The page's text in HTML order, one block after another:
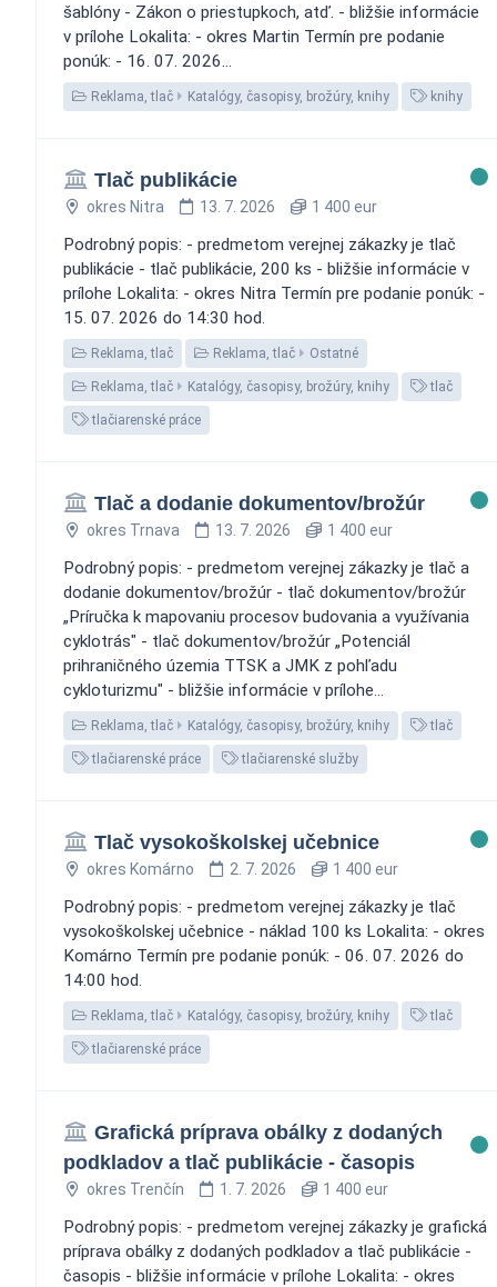
šablóny - Zákon o priestupkoch, atď. - bližšie informácie
v prílohe Lokalita: - okres Martin Termín pre podanie
ponúk: - 16. 07. 2026...
Reklama, tlač Katalógy, časopisy, brožúry, knihy knihy
Tlač publikácie
okres Nitra 13. 7. 2026 1 400 eur
Podrobný popis: - predmetom verejnej zákazky je tlač
publikácie - tlač publikácie, 200 ks - bližšie informácie v
prílohe Lokalita: - okres Nitra Termín pre podanie ponúk: -
15. 07. 2026 do 14:30 hod.
Reklama, tlač Reklama, tlač Ostatné
Reklama, tlač Katalógy, časopisy, brožúry, knihy tlač
tlačiarenské práce
Tlač a dodanie dokumentov/brožúr
okres Trnava 13. 7. 2026 1 400 eur
Podrobný popis: - predmetom verejnej zákazky je tlač a
dodanie dokumentov/brožúr - tlač dokumentov/brožúr
„Príručka k mapovaniu procesov budovania a využívania
cyklotrás" - tlač dokumentov/brožúr „Potenciál
prihraničného územia TTSK a JMK z pohľadu
cykloturizmu" - bližšie informácie v prílohe...
Reklama, tlač Katalógy, časopisy, brožúry, knihy tlač
tlačiarenské práce tlačiarenské služby
Tlač vysokoškolskej učebnice
okres Komárno 2. 7. 2026 1 400 eur
Podrobný popis: - predmetom verejnej zákazky je tlač
vysokoškolskej učebnice - náklad 100 ks Lokalita: - okres
Komárno Termín pre podanie ponúk: - 06. 07. 2026 do
14:00 hod.
Reklama, tlač Katalógy, časopisy, brožúry, knihy tlač
tlačiarenské práce
Grafická príprava obálky z dodaných
podkladov a tlač publikácie - časopis
okres Trenčín 1. 7. 2026 1 400 eur
Podrobný popis: - predmetom verejnej zákazky je grafická
príprava obálky z dodaných podkladov a tlač publikácie -
časopis - bližšie informácie v prílohe Lokalita: - okres